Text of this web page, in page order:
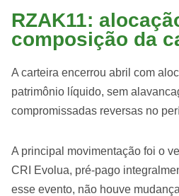
RZAK11:
composição da
A carteira encerrou abril com
patrimônio líquido, sem
compromissadas reversas no
A principal movimentação foi o
CRI Evolua, pré-pago
esse evento, não houve